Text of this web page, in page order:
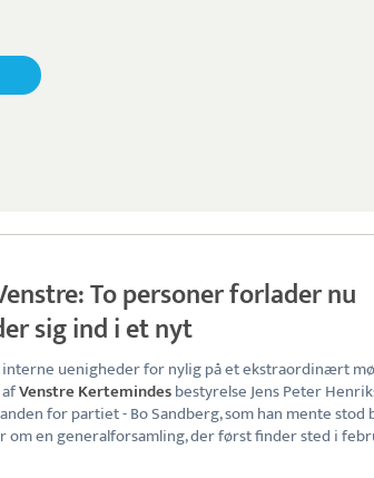
To personer forlader nu
sig ind i et nyt
uenigheder for nylig på et ekstraordinært
Venstre Kertemindesbestyrelse Jens Peter
for partiet - Bo Sandberg, som han mente stod
om en generalforsamling, der først finder sted i